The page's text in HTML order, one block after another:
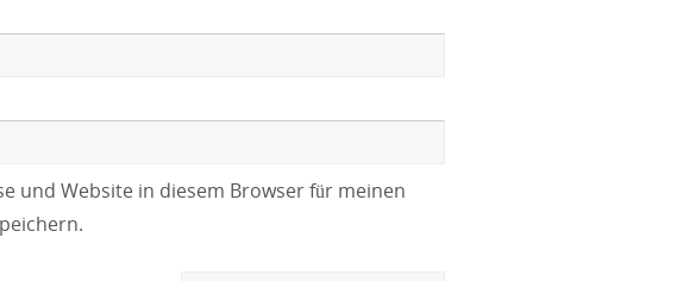
und Website in diesem Browser für meinen